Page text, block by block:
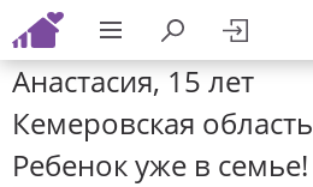
Анастасия, 15 лет
Кемеровская область
Ребенок уже в семье!